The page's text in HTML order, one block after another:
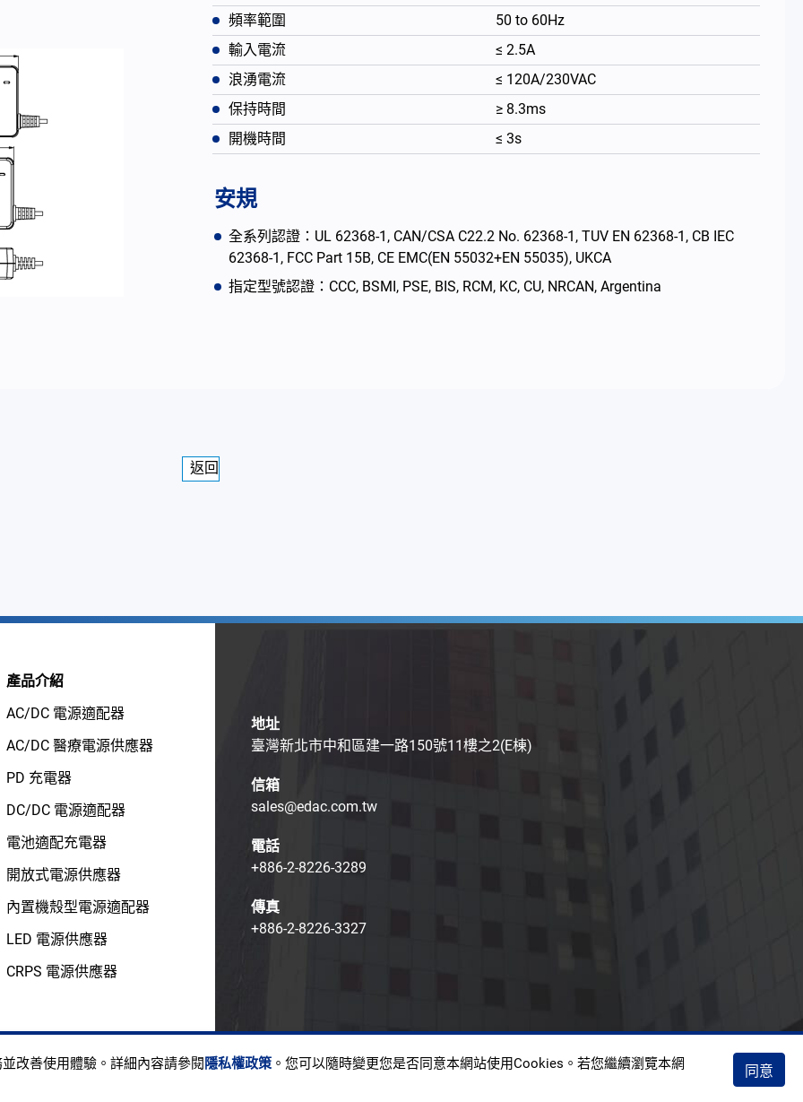
頻率範圍
50 to 60Hz
輸入電流
≤ 2.5A
浪湧電流
≤ 120A/230VAC
保持時間
≥ 8.3ms
開機時間
≤ 3s
安規
全系列認證：UL 62368-1, CAN/CSA C22.2 No. 62368-1, TUV EN 62368-1, CB IEC
62368-1, FCC Part 15B, CE EMC(EN 55032+EN 55035), UKCA
指定型號認證：CCC, BSMI, PSE, BIS, RCM, KC, CU, NRCAN, Argentina
返回
產品介紹
AC/DC 電源適配器
AC/DC 醫療電源供應器
PD 充電器
DC/DC 電源適配器
電池適配充電器
開放式電源供應器
內置機殼型電源適配器
LED 電源供應器
CRPS 電源供應器
地址
臺灣新北市中和區建一路150號11樓之2(E棟)
信箱
sales@edac.com.tw
電話
+886-2-8226-3289
傳真
+886-2-8226-3327
© EDAC POWER ELECTRONICS CO., LTD. 使用條款 隱私權政策
改善使用體驗。詳細內容請參閱 隱私權政策。您可以隨時變更您是否同意本網站使用Cookies。若您繼續瀏覽本網 同意